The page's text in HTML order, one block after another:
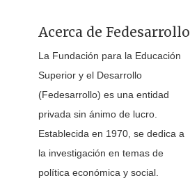
Acerca de Fedesarrollo
La Fundación para la Educación
Superior y el Desarrollo
(Fedesarrollo) es una entidad
privada sin ánimo de lucro.
Establecida en 1970, se dedica a
la investigación en temas de
política económica y social.